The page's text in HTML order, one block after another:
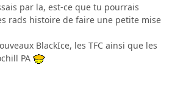
par la, est-ce que tu pourrais
rads histoire de faire une petite mise
BlackIce, les TFC ainsi que les
PA